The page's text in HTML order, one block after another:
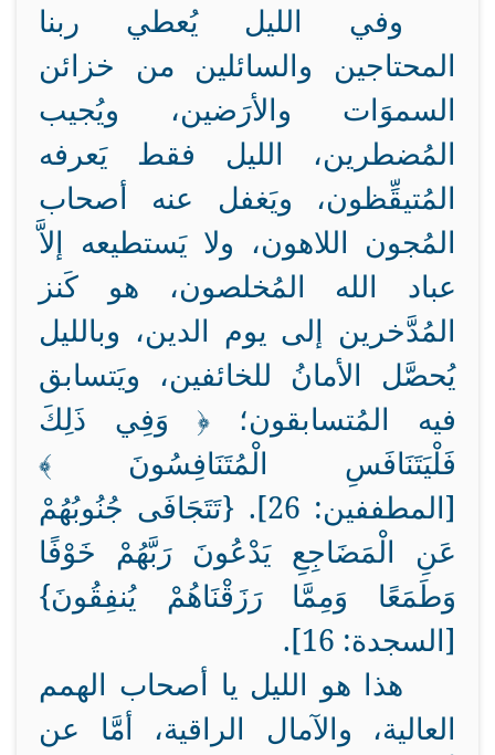
وفي الليل يُعطي ربنا
المحتاجين والسائلين من خزائن
السموَات والأرَضين، ويُجيب
المُضطرين، الليل فقط يَعرفه
المُتيقِّظون، ويَغفل عنه أصحاب
المُجون اللاهون، ولا يَستطيعه إلاَّ
عباد الله المُخلصون، هو كَنز
المُدَّخرين إلى يوم الدين، وبالليل
يُحصَّل الأمانُ للخائفين، ويَتسابق
فيه المُتسابقون؛ ﴿ وَفِي ذَلِكَ
فَلْيَتَنَافَسِ الْمُتَنَافِسُونَ ﴾
[المطففين: 26]. {تَتَجَافَى جُنُوبُهُمْ
عَنِ الْمَضَاجِعِ يَدْعُونَ رَبَّهُمْ خَوْفًا
وَطَمَعًا وَمِمَّا رَزَقْنَاهُمْ يُنفِقُونَ}
[السجدة: 16].
هذا هو الليل يا أصحاب الهمم
العالية، والآمال الراقية، أمَّا عن